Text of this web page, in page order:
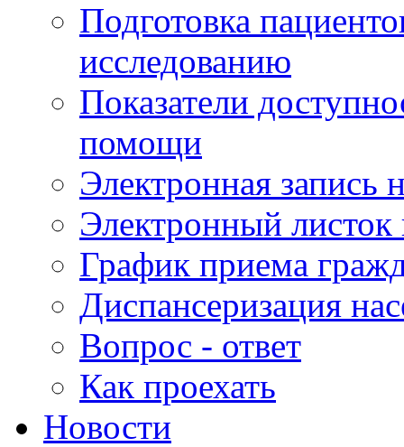
Подготовка
исследованию
Показатели
помощи
Электронная запись
Электронный листок
График приема
Диспансеризация
Вопрос - ответ
Как проехать
Новости